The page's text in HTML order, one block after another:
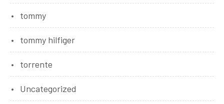
tommy
tommy hilfiger
torrente
Uncategorized